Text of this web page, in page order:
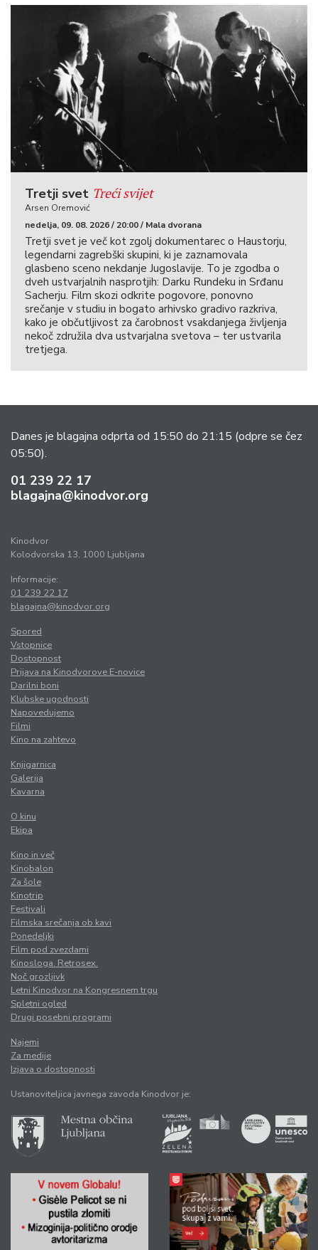
Tretji svet Treći svijet
Arsen Oremović
nedelja, 09. 08. 2026 / 20:00 / Mala dvorana
Tretji svet je več kot zgolj dokumentarec o Haustorju,
legendarni zagrebški skupini, ki je zaznamovala
glasbeno sceno nekdanje Jugoslavije. To je zgodba o
dveh ustvarjalnih nasprotjih: Darku Rundeku in Srđanu
Sacherju. Film skozi odkrite pogovore, ponovno
srečanje v studiu in bogato arhivsko gradivo razkriva,
kako je občutljivost za čarobnost vsakdanjega življenja
nekoč združila dva ustvarjalna svetova – ter ustvarila
tretjega.
Danes je blagajna odprta od 15:50 do 21:15 (odpre se čez
05:50).
01 239 22 17
blagajna@kinodvor.org
Kinodvor
Kolodvorska 13, 1000 Ljubljana
Informacije:
01 239 22 17
blagajna@kinodvor.org
Spored
Vstopnice
Dostopnost
Prijava na Kinodvorove E-novice
Darilni boni
Klubske ugodnosti
Napovedujemo
Filmi
Kino na zahtevo
Knjigarnica
Galerija
Kavarna
O kinu
Ekipa
Kino in več
Kinobalon
Za šole
Kinotrip
Festivali
Filmska srečanja ob kavi
Ponedeljki
Film pod zvezdami
Kinosloga. Retrosex.
Noč grozljivk
Letni Kinodvor na Kongresnem trgu
Spletni ogled
Drugi posebni programi
Najemi
Za medije
Izjava o dostopnosti
Ustanoviteljica javnega zavoda Kinodvor je: